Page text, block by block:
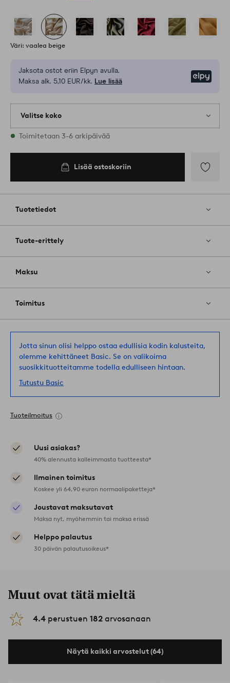
Väri: vaalea beige
Jaksota ostot eriin Elpyn avulla.
Maksa alk. 5,10 EUR/kk. Lue lisää
Valitse koko
Varastossa on kaikkia kokoja
Toimitetaan 3-6 arkipäivää
Lisää ostoskoriin
Tuotetiedot
Tuote-erittely
Maksu
Toimitus
Jotta sinun olisi helppo ostaa edullisia kodin kalusteita,
olemme kehittäneet Basic. Se on valikoima
suosikkituotteitamme todella edulliseen hintaan.
Tutustu Basic
Tuoteilmoitus
Uusi asiakas?
40% alennusta kalleimmasta tuotteesta*
Ilmainen toimitus
Koskee yli 64,90 euron normaalipaketteja*
Joustavat maksutavat
Maksa nyt, myöhemmin tai maksa erissä
Helppo palautus
30 päivän palautusoikeus*
Muut ovat tätä mieltä
4.4 perustuen 182 arvosanaan
Näytä kaikki arvostelut (64)